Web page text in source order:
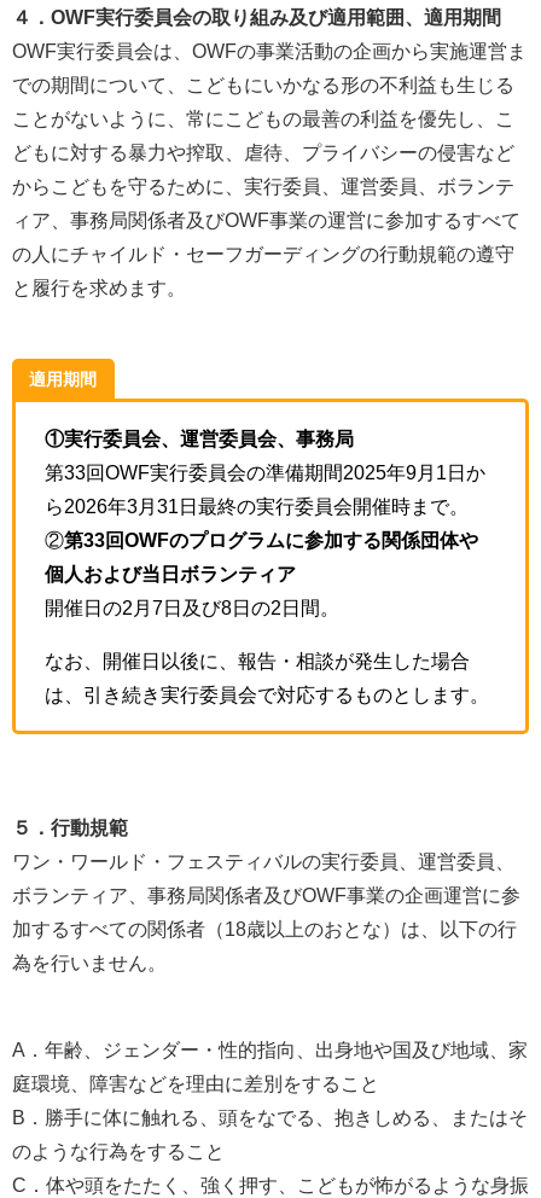
４．OWF実行委員会の取り組み及び適用範囲、適用期間
OWF実行委員会は、OWFの事業活動の企画から実施運営ま
での期間について、こどもにいかなる形の不利益も生じる
ことがないように、常にこどもの最善の利益を優先し、こ
どもに対する暴力や搾取、虐待、プライバシーの侵害など
からこどもを守るために、実行委員、運営委員、ボランテ
ィア、事務局関係者及びOWF事業の運営に参加するすべて
の人にチャイルド・セーフガーディングの行動規範の遵守
と履行を求めます。
適用期間
①実行委員会、運営委員会、事務局
第33回OWF実行委員会の準備期間2025年9月1日か
ら2026年3月31日最終の実行委員会開催時まで。
②第33回OWFのプログラムに参加する関係団体や
個人および当日ボランティア
開催日の2月7日及び8日の2日間。
なお、開催日以後に、報告・相談が発生した場合
は、引き続き実行委員会で対応するものとします。
５．行動規範
ワン・ワールド・フェスティバルの実行委員、運営委員、
ボランティア、事務局関係者及びOWF事業の企画運営に参
加するすべての関係者（18歳以上のおとな）は、以下の行
為を行いません。
A．年齢、ジェンダー・性的指向、出身地や国及び地域、家
庭環境、障害などを理由に差別をすること
B．勝手に体に触れる、頭をなでる、抱きしめる、またはそ
のような行為をすること
C．体や頭をたたく、強く押す、こどもが怖がるような身振